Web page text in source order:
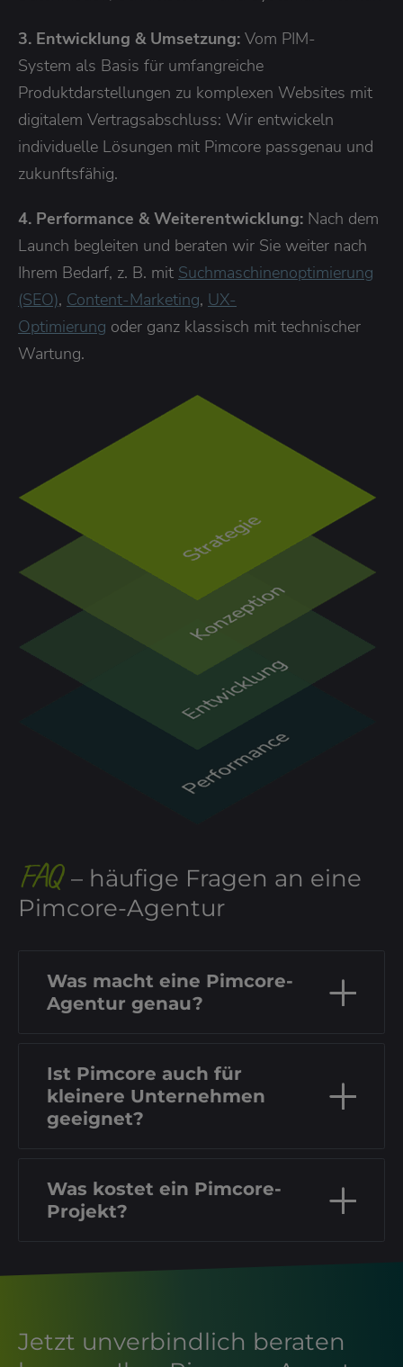
3. Entwicklung & Umsetzung: Vom PIM-
System als Basis für umfangreiche
Produktdarstellungen zu komplexen Websites mit
digitalem Vertragsabschluss: Wir entwickeln
individuelle Lösungen mit Pimcore passgenau und
zukunftsfähig.
4. Performance & Weiterentwicklung: Nach dem
Launch begleiten und beraten wir Sie weiter nach
Ihrem Bedarf, z. B. mit Suchmaschinenoptimierung
(SEO), Content-Marketing, UX-
Optimierung oder ganz klassisch mit technischer
Wartung.
FAQ – häufige Fragen an eine
Pimcore-Agentur
Was macht eine Pimcore-
Agentur genau?
Ist Pimcore auch für
kleinere Unternehmen
geeignet?
Was kostet ein Pimcore-
Projekt?
Jetzt unverbindlich beraten